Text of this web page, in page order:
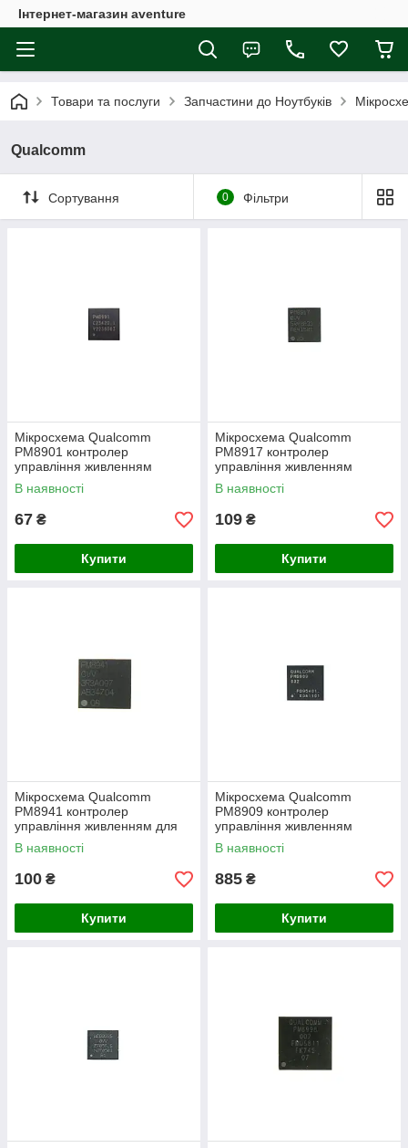
Інтернет-магазин aventure
Товари та послуги Запчастини до Ноутбуків
Qualcomm
Сортування 0 Фільтри
Мікросхема Qualcomm
PM8901 контролер
управління живленням
В наявності
67 ₴
Купити
Мікросхема Qualcomm
PM8917 контролер
управління живленням
В наявності
109 ₴
Купити
Мікросхема Qualcomm
PM8941 контролер
управління живленням для
смартфона Samsung I9500
Galaxy S4
В наявності
100 ₴
Купити
Мікросхема Qualcomm
PM8909 контролер
управління живленням
В наявності
885 ₴
Купити